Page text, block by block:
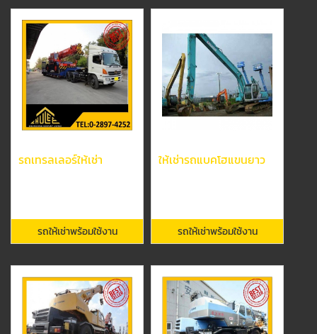
รถเทรลเลอร์ให้เช่า
รถให้เช่าพร้อมใช้งาน
ให้เช่ารถแบคโฮแขนยาว
รถให้เช่าพร้อมใช้งาน